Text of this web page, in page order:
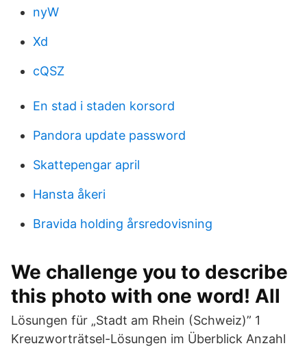
nyW
Xd
cQSZ
En stad i staden korsord
Pandora update password
Skattepengar april
Hansta åkeri
Bravida holding årsredovisning
We challenge you to describe
this photo with one word! All
Lösungen für „Stadt am Rhein (Schweiz)” 1
Kreuzworträtsel-Lösungen im Überblick Anzahl